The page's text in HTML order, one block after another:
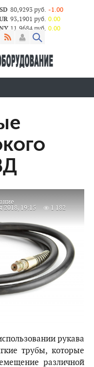
80,9293 руб. -1.00
93,1901 руб. 0.00
11,9684 руб. 0.00
2018, 19:15 1 182
рукава
трубы, которые
различной